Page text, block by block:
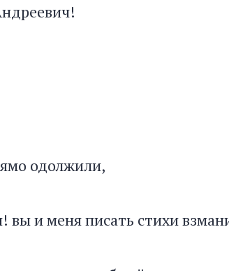
одолжили,
вы и меня писать стихи